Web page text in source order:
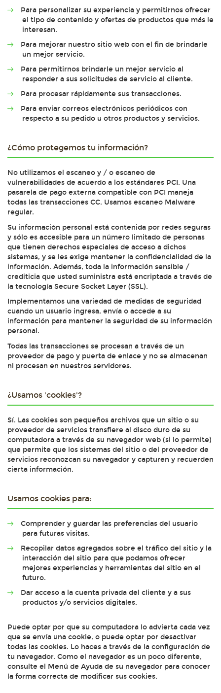
Para personalizar su experiencia y permitirnos ofrecer
el tipo de contenido y ofertas de productos que más le
interesan.
Para mejorar nuestro sitio web con el fin de brindarle
un mejor servicio.
Para permitirnos brindarle un mejor servicio al
responder a sus solicitudes de servicio al cliente.
Para procesar rápidamente sus transacciones.
Para enviar correos electrónicos periódicos con
respecto a su pedido u otros productos y servicios.
¿Cómo protegemos tu información?
No utilizamos el escaneo y / o escaneo de
vulnerabilidades de acuerdo a los estándares PCI. Una
pasarela de pago externa compatible con PCI maneja
todas las transacciones CC. Usamos escaneo Malware
regular.
Su información personal está contenida por redes seguras
y sólo es accesible para un número limitado de personas
que tienen derechos especiales de acceso a dichos
sistemas, y se les exige mantener la confidencialidad de la
información. Además, toda la información sensible /
crediticia que usted suministra está encriptada a través de
la tecnología Secure Socket Layer (SSL).
Implementamos una variedad de medidas de seguridad
cuando un usuario ingresa, envía o accede a su
información para mantener la seguridad de su información
personal.
Todas las transacciones se procesan a través de un
proveedor de pago y puerta de enlace y no se almacenan
ni procesan en nuestros servidores.
¿Usamos 'cookies'?
Sí. Las cookies son pequeños archivos que un sitio o su
proveedor de servicios transfiere al disco duro de su
computadora a través de su navegador web (si lo permite)
que permite que los sistemas del sitio o del proveedor de
servicios reconozcan su navegador y capturen y recuerden
cierta información.
Usamos cookies para:
Comprender y guardar las preferencias del usuario
para futuras visitas.
Recopilar datos agregados sobre el tráfico del sitio y la
interacción del sitio para que podamos ofrecer
mejores experiencias y herramientas del sitio en el
futuro.
Dar acceso a la cuenta privada del cliente y a sus
productos y/o servicios digitales.
Puede optar por que su computadora lo advierta cada vez
que se envía una cookie, o puede optar por desactivar
todas las cookies. Lo haces a través de la configuración de
tu navegador. Como el navegador es un poco diferente,
consulte el Menú de Ayuda de su navegador para conocer
la forma correcta de modificar sus cookies.